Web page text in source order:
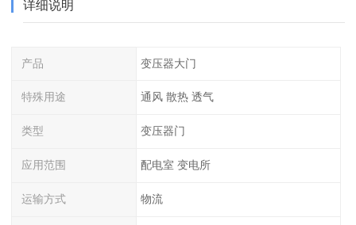
详细说明
产品 变压器大门
特殊用途 通风 散热 透气
类型 变压器门
应用范围 配电室 变电所
运输方式 物流